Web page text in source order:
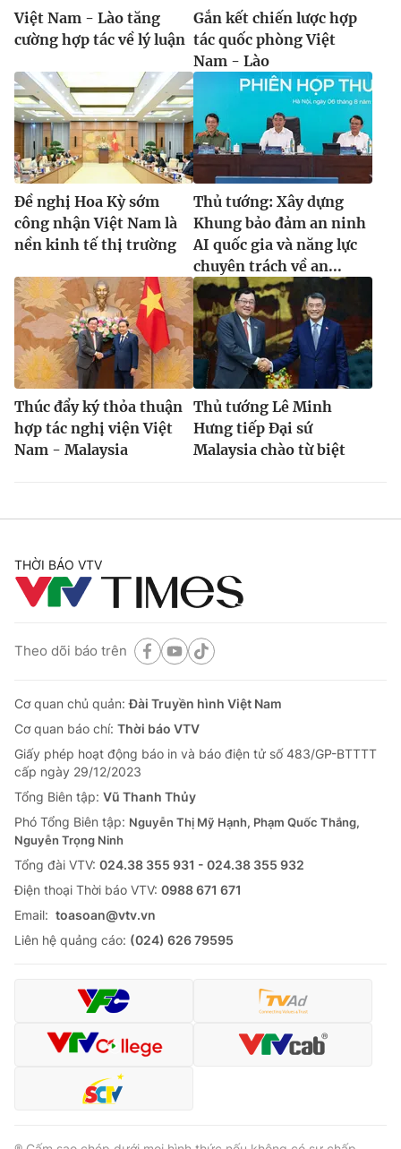
Việt Nam - Lào tăng
cường hợp tác về lý luận
Gắn kết chiến lược hợp
tác quốc phòng Việt
Nam - Lào
Đề nghị Hoa Kỳ sớm
công nhận Việt Nam là
nền kinh tế thị trường
Thủ tướng: Xây dựng
Khung bảo đảm an ninh
AI quốc gia và năng lực
chuyên trách về an...
Thúc đẩy ký thỏa thuận
hợp tác nghị viện Việt
Nam - Malaysia
Thủ tướng Lê Minh
Hưng tiếp Đại sứ
Malaysia chào từ biệt
THỜI BÁO VTV
Theo dõi báo trên
Cơ quan chủ quản:Đài Truyền hình Việt Nam
Cơ quan báo chí: Thời báo VTV
Giấy phép hoạt động báo in và báo điện tử số 483/GP-BTTTT
cấp ngày 29/12/2023
Tổng Biên tập: Vũ Thanh Thủy
Phó Tổng Biên tập: Nguyễn Thị Mỹ Hạnh, Phạm Quốc Thắng,
Nguyễn Trọng Ninh
Tổng đài VTV: 024.38 355 931 - 024.38 355 932
Ðiện thoại Thời báo VTV: 0988 671 671
Email: toasoan@vtv.vn
Liên hệ quảng cáo: (024) 626 79595